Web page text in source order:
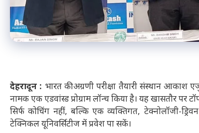
देहरादून : भारत की अग्रणी परीक्षा तैयारी संस्थान
नामक एक एडवांस्ड प्रोग्राम लॉन्च किया है। यह खासतौर पर
सिर्फ कोचिंग नहीं, बल्कि एक व्यक्तिगत, टेक्नोलॉजी-
टेक्निकल यूनिवर्सिटीज में प्रवेश पा सकें।